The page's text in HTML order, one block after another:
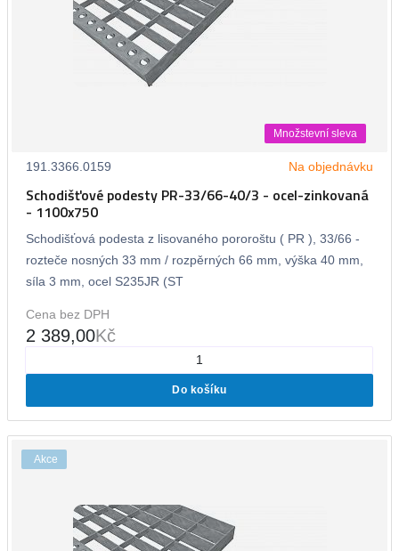
Množstevní sleva
191.3366.0159 Na objednávku
Schodišťové podesty PR-33/66-40/3 - ocel-zinkovaná
- 1100x750
Schodišťová podesta z lisovaného pororoštu ( PR ), 33/66 -
rozteče nosných 33 mm / rozpěrných 66 mm, výška 40 mm,
síla 3 mm, ocel S235JR (ST
Cena bez DPH
2 389,00Kč
Do košíku
Akce